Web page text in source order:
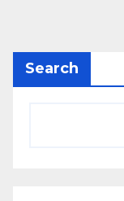
Search